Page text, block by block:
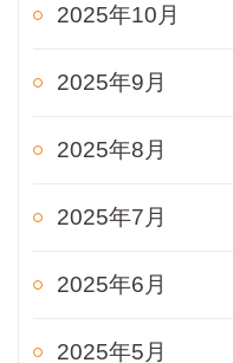
2025年10月
2025年9月
2025年8月
2025年7月
2025年6月
2025年5月